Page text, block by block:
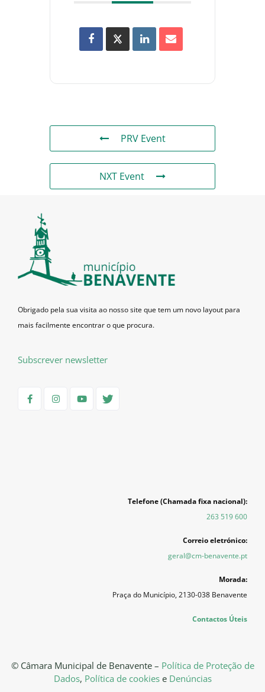
PRV Event
NXT Event
Obrigado pela sua visita ao nosso site que tem um novo layout para
mais facilmente encontrar o que procura.
Subscrever newsletter
Telefone (Chamada fixa nacional):
263 519 600
Correio eletrónico:
geral@cm-benavente.pt
Morada:
Praça do Município, 2130-038 Benavente
Contactos Úteis
© Câmara Municipal de Benavente – Política de Proteção de
Dados, Política de cookiese Denúncias